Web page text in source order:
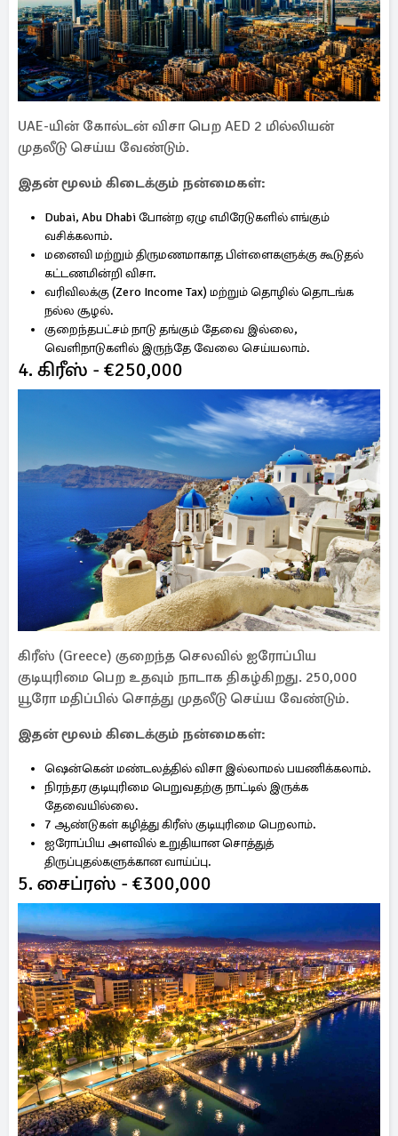
UAE-யின் கோல்டன் விசா பெற AED 2 மில்லியன்
முதலீடு செய்ய வேண்டும்.
இதன் மூலம் கிடைக்கும் நன்மைகள்:
Dubai, Abu Dhabi போன்ற ஏழு எமிரேடுகளில் எங்கும்
வசிக்கலாம்.
மனைவி மற்றும் திருமணமாகாத பிள்ளைகளுக்கு கூடுதல்
கட்டணமின்றி விசா.
வரிவிலக்கு (Zero Income Tax) மற்றும் தொழில் தொடங்க
நல்ல சூழல்.
குறைந்தபட்சம் நாடு தங்கும் தேவை இல்லை,
வெளிநாடுகளில் இருந்தே வேலை செய்யலாம்.
4. கிரீஸ் - €250,000
கிரீஸ் (Greece) குறைந்த செலவில் ஐரோப்பிய
குடியுரிமை பெற உதவும் நாடாக திகழ்கிறது. 250,000
யூரோ மதிப்பில் சொத்து முதலீடு செய்ய வேண்டும்.
இதன் மூலம் கிடைக்கும் நன்மைகள்:
ஷென்கென் மண்டலத்தில் விசா இல்லாமல் பயணிக்கலாம்.
நிரந்தர குடியுரிமை பெறுவதற்கு நாட்டில் இருக்க
தேவையில்லை.
7 ஆண்டுகள் கழித்து கிரீஸ் குடியுரிமை பெறலாம்.
ஐரோப்பிய அளவில் உறுதியான சொத்துத்
திருப்புதல்களுக்கான வாய்ப்பு.
5. சைப்ரஸ் - €300,000